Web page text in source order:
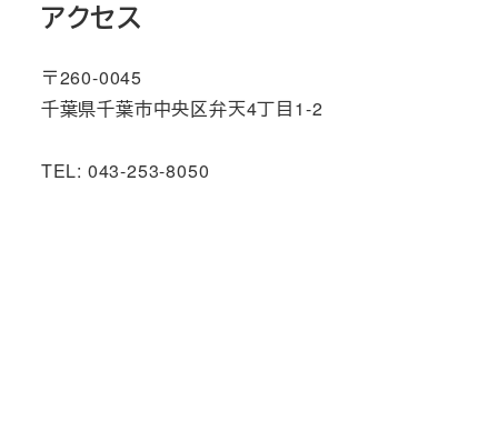
アクセス
〒260-0045
千葉県千葉市中央区弁天4丁目1-2
TEL: 043-253-8050